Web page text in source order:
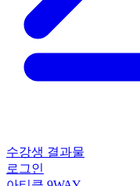
수강생 결과물
로그인